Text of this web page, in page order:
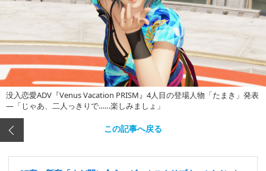
没入恋愛ADV『Venus Vacation PRISM』4人目の登場人物「たまき」発表
―「じゃあ、二人っきりで……楽しみましょ」
この記事へ戻る